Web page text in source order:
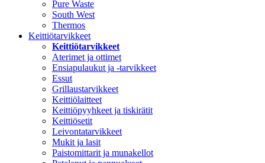
Pure Waste
South West
Thermos
Keittiötarvikkeet
Keittiötarvikkeet
Aterimet ja ottimet
Ensiapulaukut ja -tarvikkeet
Essut
Grillaustarvikkeet
Keittiölaitteet
Keittiöpyyhkeet ja tiskirätit
Keittiösetit
Leivontatarvikkeet
Mukit ja lasit
Paistomittarit ja munakellot